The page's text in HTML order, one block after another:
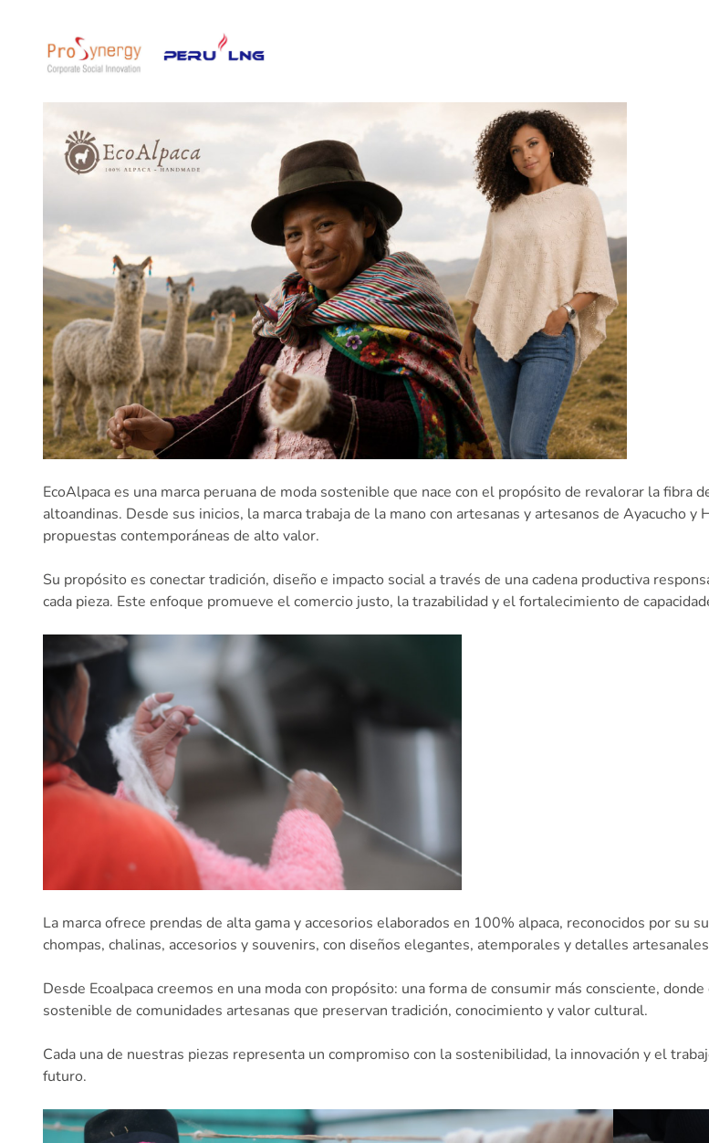
EcoAlpaca es una marca peruana de moda sostenible que nace con el propósito de revalorar la fibra
altoandinas. Desde sus inicios, la marca trabaja de la mano con artesanas y artesanos de Ayacucho
propuestas contemporáneas de alto valor.
Su propósito es conectar tradición, diseño e impacto social a través de una cadena productiva
cada pieza. Este enfoque promueve el comercio justo, la trazabilidad y el fortalecimiento de
La marca ofrece prendas de alta gama y accesorios elaborados en 100% alpaca, reconocidos por su
chompas, chalinas, accesorios y souvenirs, con diseños elegantes, atemporales y detalles
Desde Ecoalpaca creemos en una moda con propósito: una forma de consumir más consciente,
sostenible de comunidades artesanas que preservan tradición, conocimiento y valor cultural.
Cada una de nuestras piezas representa un compromiso con la sostenibilidad, la innovación y el
futuro.